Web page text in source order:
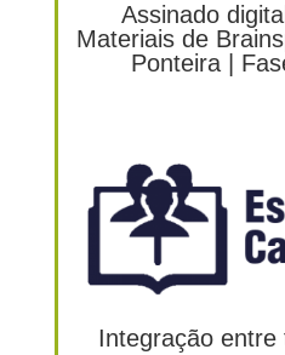
Assinado
Materiais de
Ponteira |
Integração